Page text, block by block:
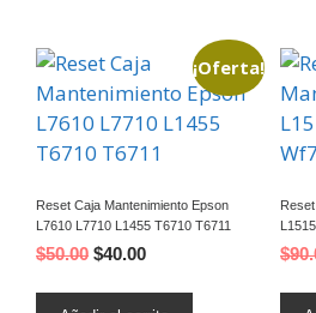
¡Oferta!
Reset Caja Mantenimiento Epson
L7610 L7710 L1455 T6710 T6711
$50.00 $40.00 $